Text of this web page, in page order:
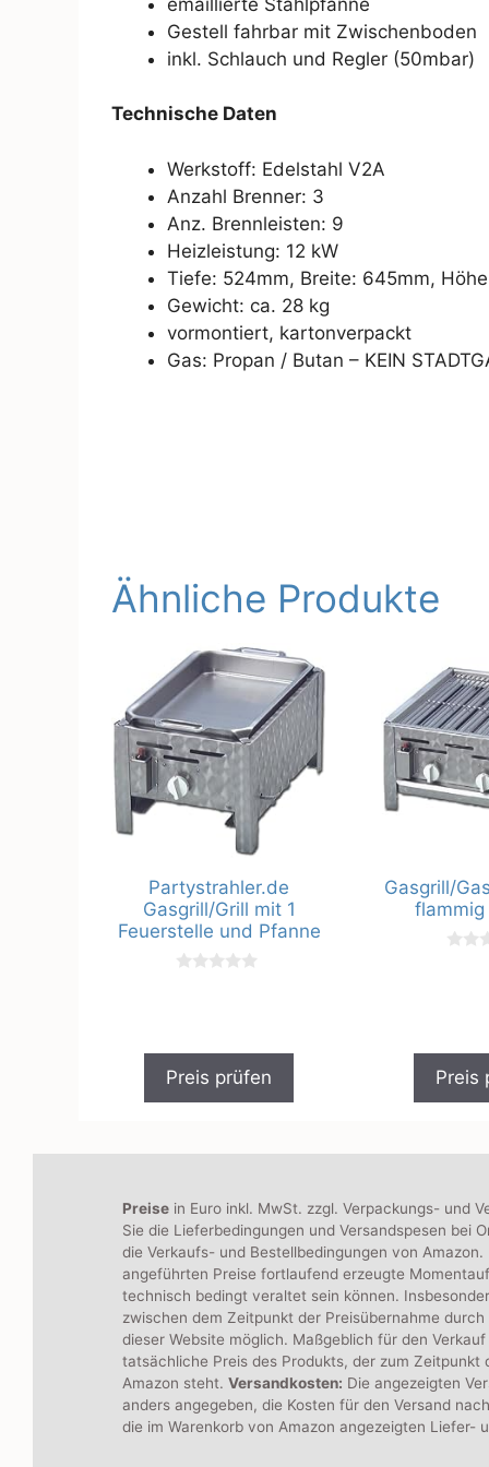
Gestell fahrbar mit Zwischenboden
inkl. Schlauch und Regler (50mbar)
Technische Daten
Werkstoff: Edelstahl V2A
Anzahl Brenner: 3
Anz. Brennleisten: 9
Heizleistung: 12 kW
Tiefe: 524mm, Breite: 645mm,
Gewicht: ca. 28 kg
vormontiert, kartonverpackt
Gas: Propan / Butan – KEIN
Ähnliche Produkte
Partystrahler.de
Gasgrill/Grill mit 1
Feuerstelle und Pfanne
Preis prüfen
Gasgrill/
Preis
Preise in Euro inkl. MwSt. zzgl. Verpackungs- und
Sie die Lieferbedingungen und Versandspesen bei
die Verkaufs- und Bestellbedingungen von
angeführten Preise fortlaufend erzeugte
technisch bedingt veraltet sein können.
zwischen dem Zeitpunkt der Preisübernahme
dieser Website möglich. Maßgeblich für den
tatsächliche Preis des Produkts, der zum Zeitpunkt
Amazon steht. Versandkosten: Die angezeigten
anders angegeben, die Kosten für den Versand
die im Warenkorb von Amazon angezeigten Liefer-